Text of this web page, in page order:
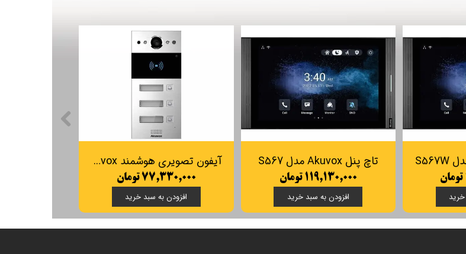
تاچ پنل Akuvox مدل S567W مانیتور Akuvox مدل S562 تاچ پنل اینترکام 8 اینچ هوشمند Tuya
افزودن به سبد خرید